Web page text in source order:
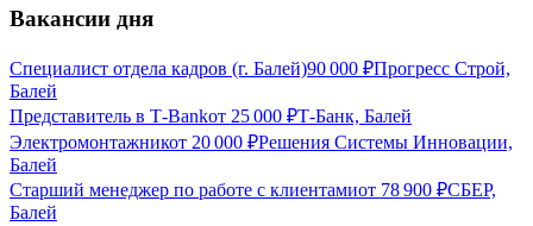
Вакансии дня
Специалист отдела кадров (г. Балей)90 000 ₽Прогресс Строй,
Балей
Представитель в Т-Bankот 25 000 ₽Т-Банк, Балей
Электромонтажникот 20 000 ₽Решения Системы Инновации,
Балей
Старший менеджер по работе с клиентамиот 78 900 ₽СБЕР,
Балей